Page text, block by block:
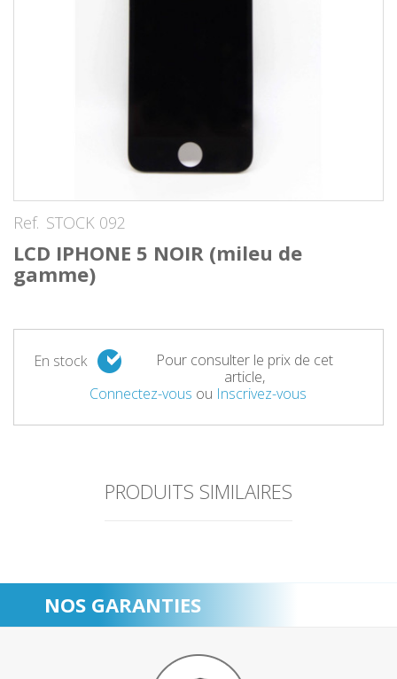
Ref. STOCK 092
LCD IPHONE 5 NOIR (mileu de
gamme)
En stock
Pour consulter le prix de cet
article,
Connectez-vous ou Inscrivez-vous
PRODUITS SIMILAIRES
NOS GARANTIES